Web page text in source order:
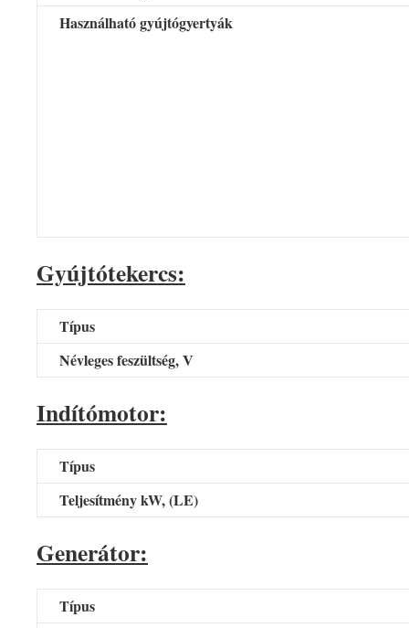
Használható gyújtógyertyák
Gyújtótekercs:
Típus
Névleges feszültség, V
Indítómotor:
Típus
Teljesítmény kW, (LE)
Generátor:
Típus